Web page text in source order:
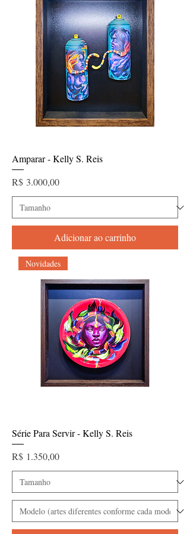
Amparar - Kelly S. Reis
Preço
R$ 3.000,00
Adicionar ao carrinho
Novidades
Série Para Servir - Kelly S. Reis
Preço
R$ 1.350,00